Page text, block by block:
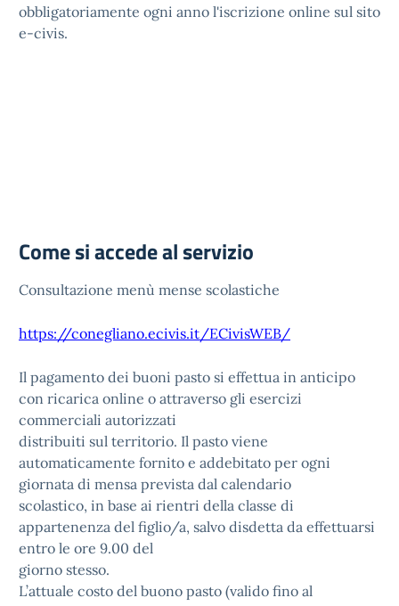
obbligatoriamente ogni anno l'iscrizione online sul sito
e-civis.
Come si accede al servizio
Consultazione menù mense scolastiche
https://conegliano.ecivis.it/ECivisWEB/
Il pagamento dei buoni pasto si effettua in anticipo
con ricarica online o attraverso gli esercizi
commerciali autorizzati
distribuiti sul territorio. Il pasto viene
automaticamente fornito e addebitato per ogni
giornata di mensa prevista dal calendario
scolastico, in base ai rientri della classe di
appartenenza del figlio/a, salvo disdetta da effettuarsi
entro le ore 9.00 del
giorno stesso.
L’attuale costo del buono pasto (valido fino al